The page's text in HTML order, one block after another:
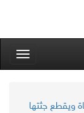
ويقطع جثتها